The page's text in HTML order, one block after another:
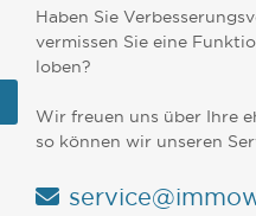
Haben Sie
vermissen Sie eine
loben?
Wir freuen uns über Ihre
so können wir unseren